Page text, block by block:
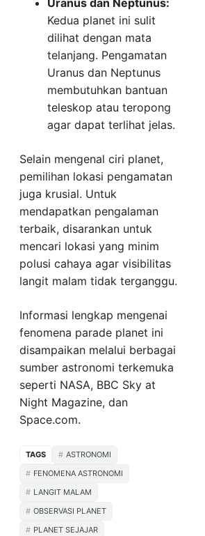
Uranus dan Neptunus:
Kedua planet ini sulit
dilihat dengan mata
telanjang. Pengamatan
Uranus dan Neptunus
membutuhkan bantuan
teleskop atau teropong
agar dapat terlihat jelas.
Selain mengenal ciri planet,
pemilihan lokasi pengamatan
juga krusial. Untuk
mendapatkan pengalaman
terbaik, disarankan untuk
mencari lokasi yang minim
polusi cahaya agar visibilitas
langit malam tidak terganggu.
Informasi lengkap mengenai
fenomena parade planet ini
disampaikan melalui berbagai
sumber astronomi terkemuka
seperti NASA, BBC Sky at
Night Magazine, dan
Space.com.
TAGS
ASTRONOMI
FENOMENA ASTRONOMI
LANGIT MALAM
OBSERVASI PLANET
PLANET SEJAJAR